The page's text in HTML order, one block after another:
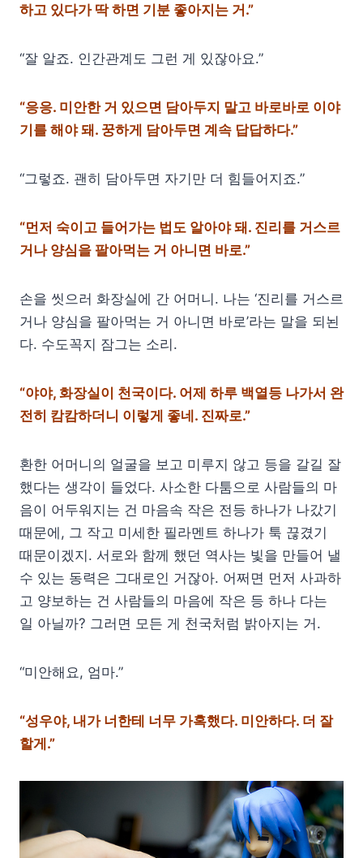
하고 있다가 딱 하면 기분 좋아지는 거.”
“잘 알죠. 인간관계도 그런 게 있잖아요.”
“응응. 미안한 거 있으면 담아두지 말고 바로바로 이야
기를 해야 돼. 꿍하게 담아두면 계속 답답하다.”
“그렇죠. 괜히 담아두면 자기만 더 힘들어지죠.”
“먼저 숙이고 들어가는 법도 알아야 돼. 진리를 거스르
거나 양심을 팔아먹는 거 아니면 바로.”
손을 씻으러 화장실에 간 어머니. 나는 ‘진리를 거스르
거나 양심을 팔아먹는 거 아니면 바로’라는 말을 되뇐
다. 수도꼭지 잠그는 소리.
“야야, 화장실이 천국이다. 어제 하루 백열등 나가서 완
전히 캄캄하더니 이렇게 좋네. 진짜로.”
환한 어머니의 얼굴을 보고 미루지 않고 등을 갈길 잘
했다는 생각이 들었다. 사소한 다툼으로 사람들의 마
음이 어두워지는 건 마음속 작은 전등 하나가 나갔기
때문에, 그 작고 미세한 필라멘트 하나가 툭 끊겼기
때문이겠지. 서로와 함께 했던 역사는 빛을 만들어 낼
수 있는 동력은 그대로인 거잖아. 어쩌면 먼저 사과하
고 양보하는 건 사람들의 마음에 작은 등 하나 다는
일 아닐까? 그러면 모든 게 천국처럼 밝아지는 거.
“미안해요, 엄마.”
“성우야, 내가 너한테 너무 가혹했다. 미안하다. 더 잘
할게.”